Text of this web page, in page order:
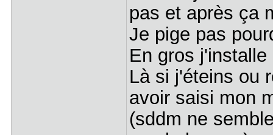
pas et après ça
Je pige pas
En gros
Là si j'éteins ou
avoir saisi mon
(sddm ne